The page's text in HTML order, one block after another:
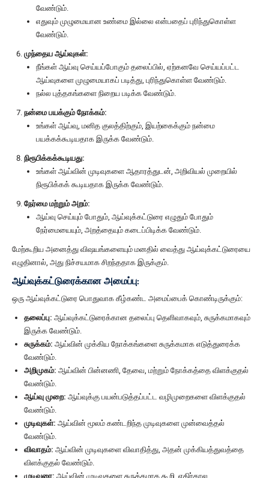
வேண்டும்.
எதுவும் முழுமையான உண்மை இல்லை என்பதைப் புரிந்துகொள்ள
வேண்டும்.
முந்தைய ஆய்வுகள்:
நீங்கள் ஆய்வு செய்யப்போகும் தலைப்பில், ஏற்கனவே செய்யப்பட்ட
ஆய்வுகளை முழுமையாகப் படித்து, புரிந்துகொள்ள வேண்டும்.
நல்ல புத்தகங்களை நிறைய படிக்க வேண்டும்.
நன்மை பயக்கும் நோக்கம்:
உங்கள் ஆய்வு, மனித குலத்திற்கும், இயற்கைக்கும் நன்மை
பயக்கக்கூடியதாக இருக்க வேண்டும்.
நிரூபிக்கக்கூடியது:
உங்கள் ஆய்வின் முடிவுகளை ஆதாரத்துடன், அறிவியல் முறையில்
நிரூபிக்கக் கூடியதாக இருக்க வேண்டும்.
நேர்மை மற்றும் அறம்:
ஆய்வு செய்யும் போதும், ஆய்வுக்கட்டுரை எழுதும் போதும்
நேர்மையையும், அறத்தையும் கடைப்பிடிக்க வேண்டும்.
மேற்கூறிய அனைத்து விஷயங்களையும் மனதில் வைத்து ஆய்வுக்கட்டுரையை
எழுதினால், அது நிச்சயமாக சிறந்ததாக இருக்கும்.
ஆய்வுக்கட்டுரைக்கான அமைப்பு:
ஒரு ஆய்வுக்கட்டுரை பொதுவாக கீழ்கண்ட அமைப்பைக் கொண்டிருக்கும்:
தலைப்பு: ஆய்வுக்கட்டுரைக்கான தலைப்பு தெளிவாகவும், சுருக்கமாகவும்
இருக்க வேண்டும்.
சுருக்கம்: ஆய்வின் முக்கிய நோக்கங்களை சுருக்கமாக எடுத்துரைக்க
வேண்டும்.
அறிமுகம்: ஆய்வின் பின்னணி, தேவை, மற்றும் நோக்கத்தை விளக்குதல்
வேண்டும்.
ஆய்வு முறை: ஆய்வுக்கு பயன்படுத்தப்பட்ட வழிமுறைகளை விளக்குதல்
வேண்டும்.
முடிவுகள்: ஆய்வின் மூலம் கண்டறிந்த முடிவுகளை முன்வைத்தல்
வேண்டும்.
விவாதம்: ஆய்வின் முடிவுகளை விவாதித்து, அதன் முக்கியத்துவத்தை
விளக்குதல் வேண்டும்.
முடிவுரை: ஆய்வின் முடிவுகளை சுருக்கமாக கூறி, எதிர்கால